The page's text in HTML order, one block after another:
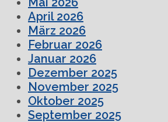
April 2026
März 2026
Februar 2026
Januar 2026
Dezember 2025
November 2025
Oktober 2025
September 2025